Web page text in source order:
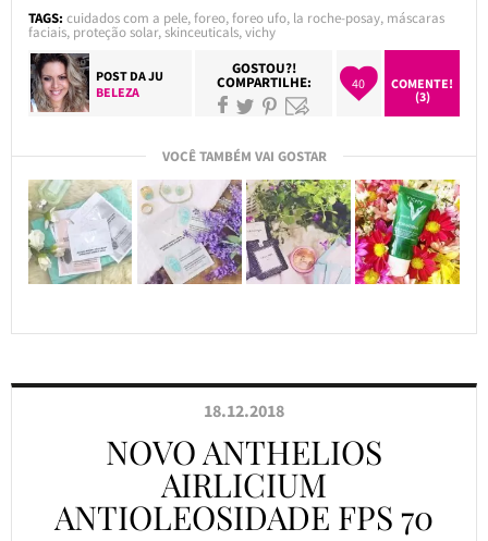
TAGS: cuidados com a pele,foreo,foreo ufo, la roche-posay, máscaras
faciais, proteção solar,skinceuticals,vichy
POST DAJU
BELEZA
GOSTOU?!
COMPARTILHE: 40
COMENTE!
(3)
VOCÊ TAMBÉM VAI GOSTAR
18.12.2018
NOVO ANTHELIOS
AIRLICIUM
ANTIOLEOSIDADE FPS 70